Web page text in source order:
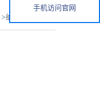
>纳米三氧化二铬
手机访问官网